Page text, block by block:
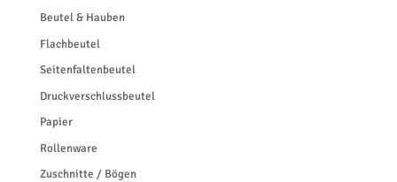
Beutel & Hauben
Flachbeutel
Seitenfaltenbeutel
Druckverschlussbeutel
Papier
Rollenware
Zuschnitte / Bögen